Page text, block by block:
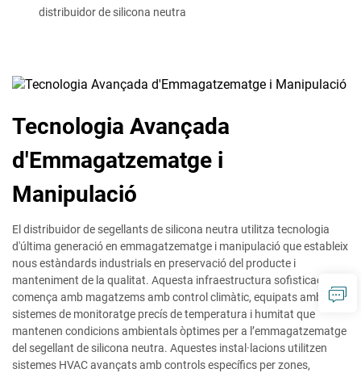
distribuidor de silicona neutra
Tecnologia Avançada
d'Emmagatzematge i
Manipulació
El distribuidor de segellants de silicona neutra utilitza tecnologia
d'última generació en emmagatzematge i manipulació que estableix
nous estàndards industrials en preservació del producte i
manteniment de la qualitat. Aquesta infraestructura sofisticada
comença amb magatzems amb control climàtic, equipats amb
sistemes de monitoratge precís de temperatura i humitat que
mantenen condicions ambientals òptimes per a l’emmagatzematge
del segellant de silicona neutra. Aquestes instal·lacions utilitzen
sistemes HVAC avançats amb controls específics per zones,